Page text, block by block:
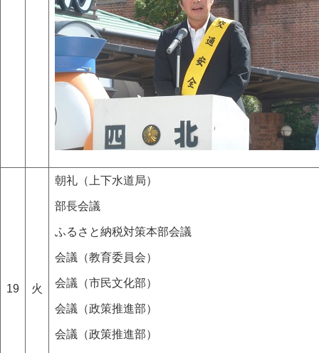
19 火
朝礼（上下水道局）
部長会議
ふるさと納税対策本部会議
会議（教育委員会）
会議（市民文化部）
会議（政策推進部）
会議（政策推進部）